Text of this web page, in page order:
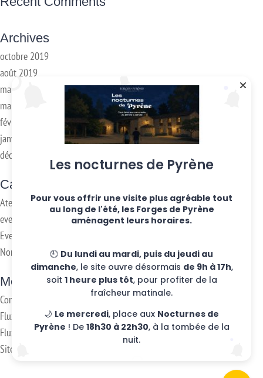
Archives
octobre 2019
août 2019
mai 2019
mars 2018
février 2018
janvier 2017
décembre 2016
Categories
Ateliers hebdo
evenements
Eventos
Non classifié(e)
Meta
Connexion
Flux des publications
Flux des commentaires
Site de WordPress-FR
Les nocturnes de Pyrène
Pour vous offrir une visite plus agréable tout
au long de l'été, les Forges de Pyrène
aménagent leurs horaires.
🕘 Du lundi au mardi, puis du jeudi au
dimanche, le site ouvre désormais de 9h à 17h,
soit 1 heure plus tôt, pour profiter de la
fraîcheur matinale.
🌙 Le mercredi, place aux Nocturnes de
Pyrène ! De 18h30 à 22h30, à la tombée de la
nuit.